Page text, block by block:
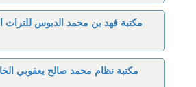
مكتبة فهد بن محمد الدبوس للتراث
مكتبة نظام محمد صالح يعقوبي